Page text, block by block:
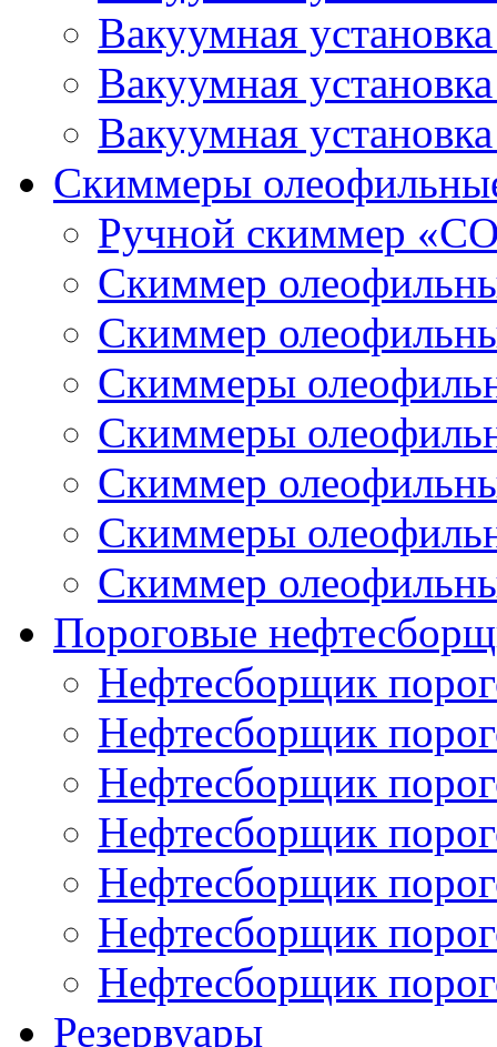
Вакуумная
Вакуумная
Вакуумная
Скиммеры
Ручной скиммер
Скиммер
Скиммер
Скиммеры
Скиммеры
Скиммер
Скиммеры
Скиммер
Пороговые
Нефтесборщик
Нефтесборщик
Нефтесборщик
Нефтесборщик
Нефтесборщик
Нефтесборщик
Нефтесборщик
Резервуары